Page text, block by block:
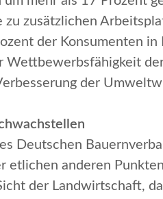
zusätzlichen
der Konsumenten
Wettbewerbsfähigkeit
der
Deutschen
etlichen anderen
der Landwirtschaft,